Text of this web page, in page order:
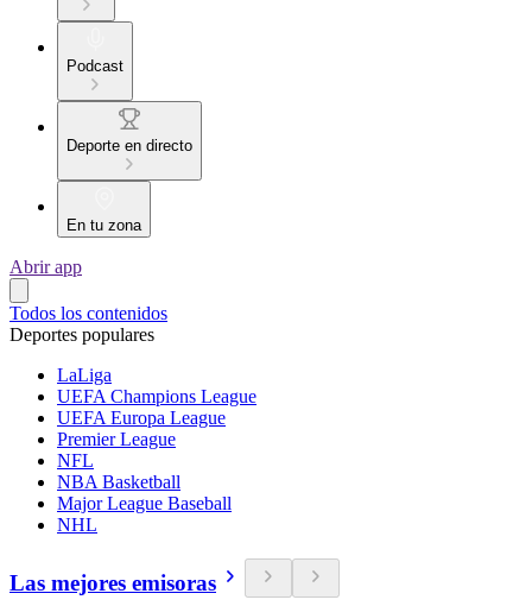
Podcast
Deporte en directo
En tu zona
Abrir app
Todos los contenidos
Deportes populares
LaLiga
UEFA Champions League
UEFA Europa League
Premier League
NFL
NBA Basketball
Major League Baseball
NHL
Las mejores emisoras